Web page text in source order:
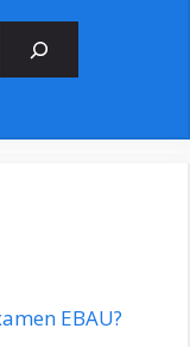
EBAU?